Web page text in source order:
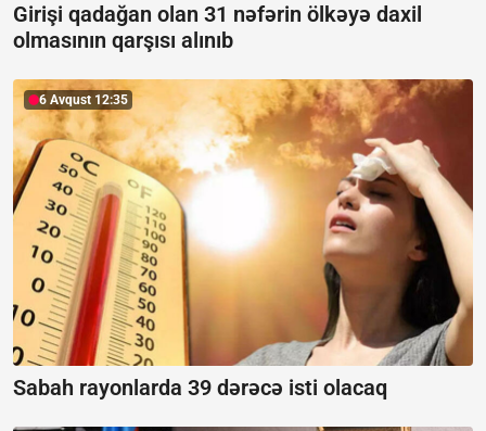
Girişi qadağan olan 31 nəfərin ölkəyə daxil
olmasının qarşısı alınıb
6 Avqust 12:35
Sabah rayonlarda 39 dərəcə isti olacaq